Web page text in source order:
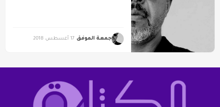
جمعة الموفق 17 أغسطس 2018